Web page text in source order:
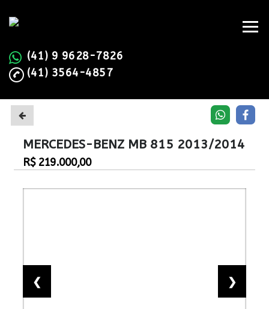
(41) 9 9628-7826
(41) 3564-4857
MERCEDES-BENZ MB 815 2013/2014
R$ 219.000,00
❮ ❯